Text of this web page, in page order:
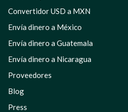
Convertidor USD a MXN
Envía dinero a México
Envía dinero a Guatemala
Envía dinero a Nicaragua
Proveedores
Blog
Press